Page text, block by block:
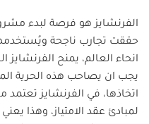
الفرنشايز هو فرصة لبدء
حققت تجارب ناجحة
انحاء العالم، يمنح
يجب ان يصاحب هذه الحرية
اتخاذها، في الفرنشايز تعتمد
لمبادئ عقد الامتياز، وهذا